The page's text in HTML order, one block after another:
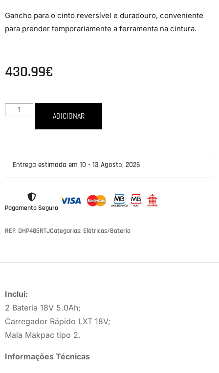
Gancho para o cinto reversível e duradouro, conveniente
para prender temporariamente a ferramenta na cintura.
430.99€
ADICIONAR
Entrega estimada em 10 - 13 Agosto, 2026
Pagamento Seguro
REF: DHP485RTJCategorias: Elétricas/Bateria
Inclui:
2 Bateria 18V 5.0Ah;
Carregador Rápido LXT 18V;
Mala Makpac tipo 2.
Informações Técnicas